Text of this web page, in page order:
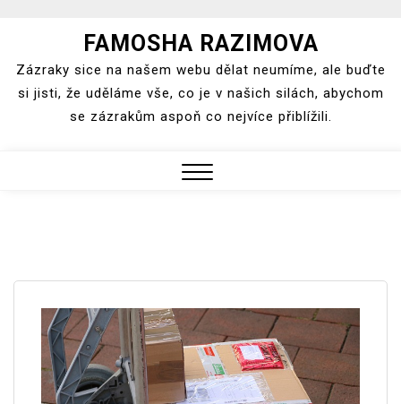
content
FAMOSHA RAZIMOVA
Zázraky sice na našem webu dělat neumíme, ale buďte
si jisti, že uděláme vše, co je v našich silách, abychom
se zázrakům aspoň co nejvíce přiblížili.